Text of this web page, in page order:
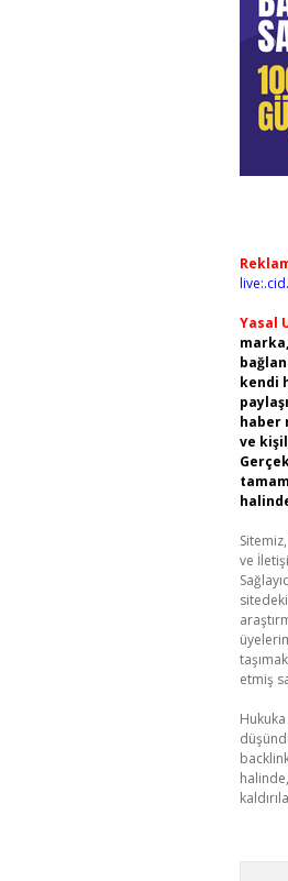
Yasal
kendi
haber
ve
ve
etmiş